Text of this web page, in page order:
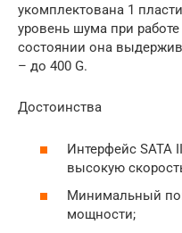
укомплектована 1
уровень шума при
состоянии она
– до 400 G.
Достоинства
Интерфейс SATA
высокую
Минимальный
мощности;